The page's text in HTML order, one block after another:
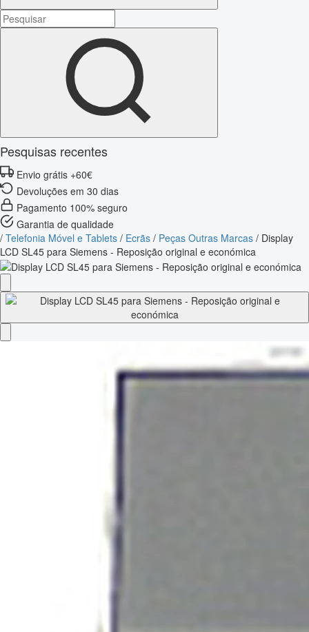
Pesquisas recentes
Envio grátis +60€
Devoluções em 30 dias
Pagamento 100% seguro
Garantia de qualidade
/ Telefonia Móvel e Tablets / Ecrãs / Peças Outras Marcas / Display
LCD SL45 para Siemens - Reposição original e económica